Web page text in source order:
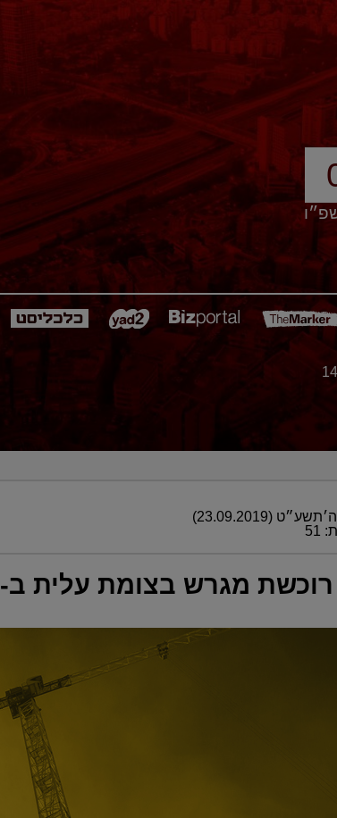
(23.09.2019)
מגרש בצומת עלית ב-325 מיליון שקל